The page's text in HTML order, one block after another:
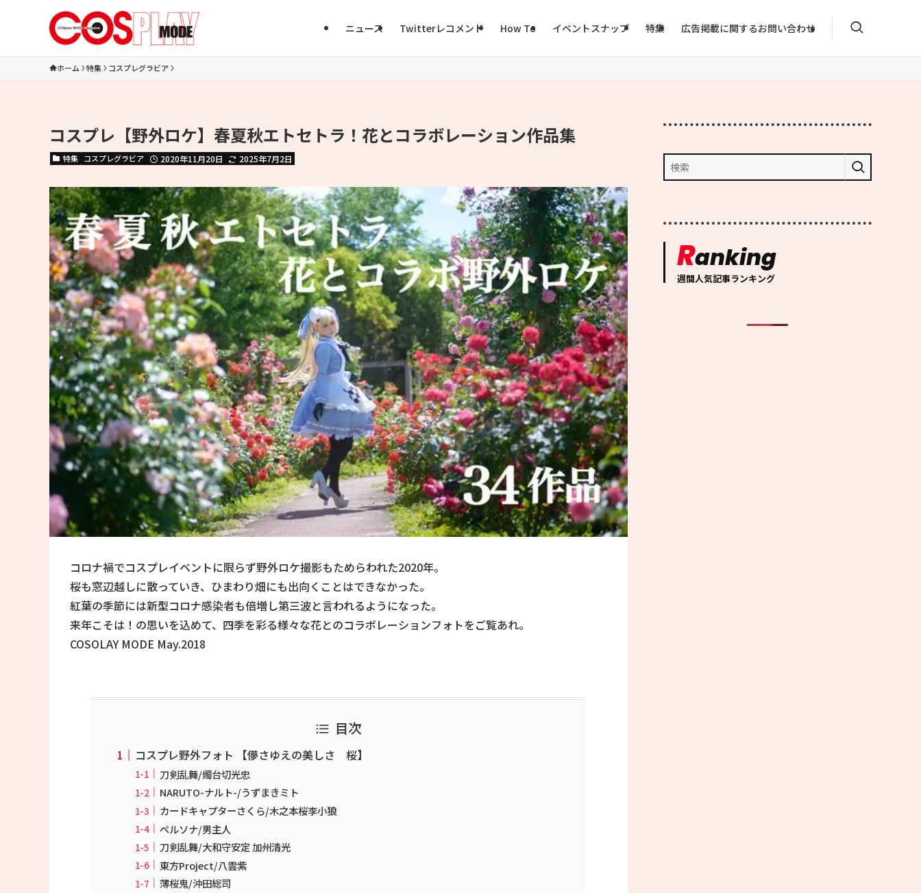
ニュース Twitterレコメンド How To イベントスナップ 特集 広告掲載に関するお問い合わせ
ホーム 特集 コスプレグラビア
コスプレ【野外ロケ】春夏秋エトセトラ！花とコラボレーション作品集
特集 コスプレグラビア 2020年11月20日 2025年7月2日
コロナ禍でコスプレイベントに限らず野外ロケ撮影もためらわれた2020年。
桜も窓辺越しに散っていき、ひまわり畑にも出向くことはできなかった。
紅葉の季節には新型コロナ感染者も倍増し第三波と言われるようになった。
来年こそは！の思いを込めて、四季を彩る様々な花とのコラボレーションフォトをご覧あれ。
COSOLAY MODE May.2018
目次
コスプレ野外フォト 【儚さゆえの美しさ 桜】
刀剣乱舞/燭台切光忠
NARUTO-ナルト-/うずまきミト
カードキャプターさくら/木之本桜李小狼
ペルソナ/男主人
刀剣乱舞/大和守安定 加州清光
東方Project/八雲紫
薄桜鬼/沖田総司
Ranking
週間人気記事ランキング